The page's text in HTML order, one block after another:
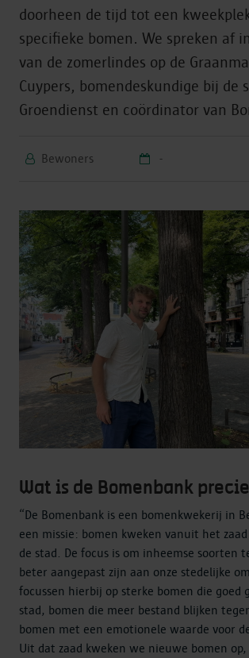
doorheen de tijd tot een
specifieke bomen. We spreken af
van de zomerlindes op de
Cuypers, bomendeskundige bij de
Groendienst en coördinator van
Bewoners -
Wat is de Bomenbank
“De Bomenbank is een bomenkwekerij in
een missie: bomen kweken vanuit het
de stad. De focus is om inheemse soorten
beter aangepast zijn aan onze stedelijke
focussen hierbij op sterke bomen die goed
stad, bomen die meer bestand blijken
bomen met een emotionele waarde voor
Uit dat zaad kweken we nieuwe bomen